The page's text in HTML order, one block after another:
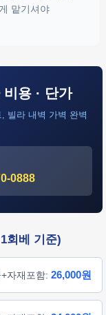
맡기셔야
용 · 단가
빌라 내벽 가벽 완벽
0888
회베 기준)
자재포함: 26,000원